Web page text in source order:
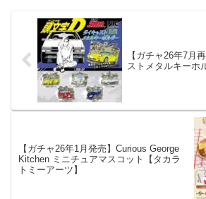
【ガチャ26年7月
ストメタルキーホ
【ガチャ26年1月発売】Curious George
Kitchen ミニチュアマスコット【タカラ
トミーアーツ】